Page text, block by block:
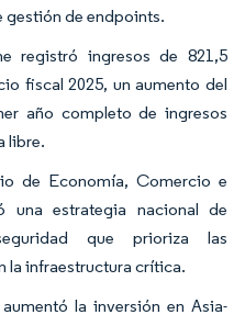
gestión de endpoints.
registró ingresos de 821,5
fiscal 2025, un aumento del
año completo de ingresos
libre.
de Economía, Comercio e
una estrategia nacional de
que prioriza las
la infraestructura crítica.
la inversión en Asia-